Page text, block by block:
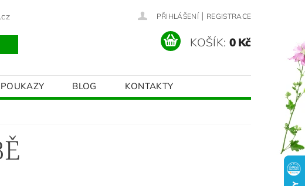
PŘIHLÁŠENÍ | REGISTRACE
KOŠÍK: 0 Kč
BLOG
KONTAKTY